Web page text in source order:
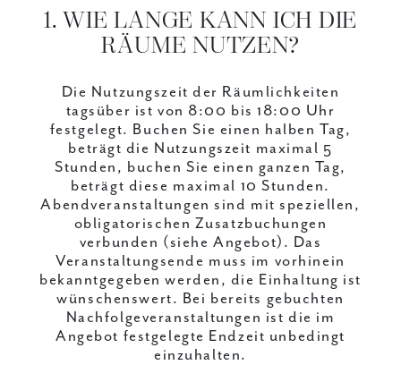
1. WIE LANGE KANN ICH DIE
RÄUME NUTZEN?
Die Nutzungszeit der Räumlichkeiten
tagsüber ist von 8:00 bis 18:00 Uhr
festgelegt. Buchen Sie einen halben Tag,
beträgt die Nutzungszeit maximal 5
Stunden, buchen Sie einen ganzen Tag,
beträgt diese maximal 10 Stunden.
Abendveranstaltungen sind mit speziellen,
obligatorischen Zusatzbuchungen
verbunden (siehe Angebot). Das
Veranstaltungsende muss im vorhinein
bekanntgegeben werden, die Einhaltung ist
wünschenswert. Bei bereits gebuchten
Nachfolgeveranstaltungen ist die im
Angebot festgelegte Endzeit unbedingt
einzuhalten.